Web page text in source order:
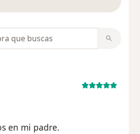
en mi padre.